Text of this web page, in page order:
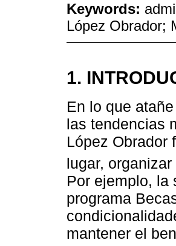
Keywords:
López Obrador;
1.
En lo que
las tendencias
López Obrador
lugar,
Por ejemplo, la
programa
mantener el